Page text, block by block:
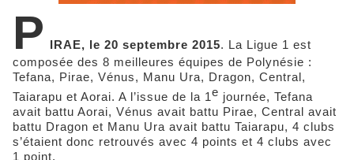
P IRAE, le 20 septembre 2015. La Ligue 1 est
composée des 8 meilleures équipes de Polynésie :
Tefana, Pirae, Vénus, Manu Ura, Dragon, Central,
Taiarapu et Aorai. A l’issue de la 1e journée, Tefana
avait battu Aorai, Vénus avait battu Pirae, Central avait
battu Dragon et Manu Ura avait battu Taiarapu, 4 clubs
s’étaient donc retrouvés avec 4 points et 4 clubs avec
1 point.